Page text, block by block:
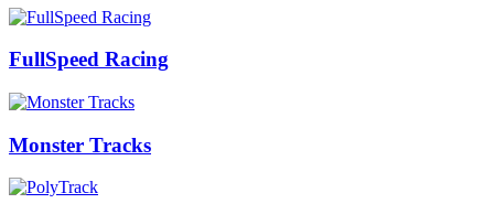
FullSpeed Racing
Monster Tracks